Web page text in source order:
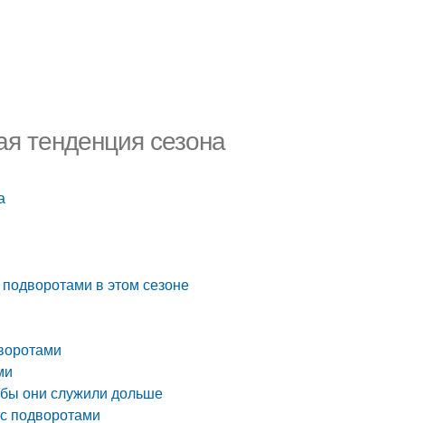
тенденция сезона
в этом сезоне
они служили дольше
подворотами